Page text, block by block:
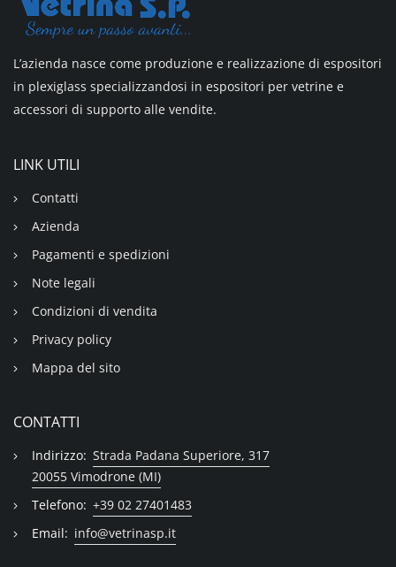
L’azienda nasce come produzione e realizzazione di espositori
in plexiglass specializzandosi in espositori per vetrine e
accessori di supporto alle vendite.
LINK UTILI
Contatti
Azienda
Pagamenti e spedizioni
Note legali
Condizioni di vendita
Privacy policy
Mappa del sito
CONTATTI
Indirizzo: Strada Padana Superiore, 317
20055 Vimodrone (MI)
Telefono: +39 02 27401483
Email: info@vetrinasp.it